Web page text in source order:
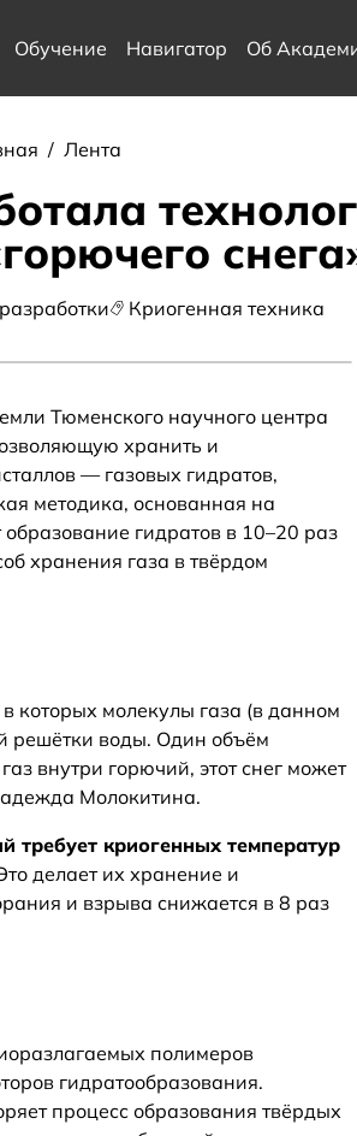
Обучение Навигатор Об
/ Лента
Криогенная техника
Тюменского научного центра
хранить и
— газовых гидратов,
методика, основанная на
гидратов в 10–20 раз
хранения газа в твёрдом
которых молекулы газа (в данном
решётки воды. Один объём
внутри горючий, этот снег может
Молокитина.
требует криогенных температур
делает их хранение и
и взрыва снижается в 8 раз
полимеров
гидратообразования.
процесс образования твёрдых